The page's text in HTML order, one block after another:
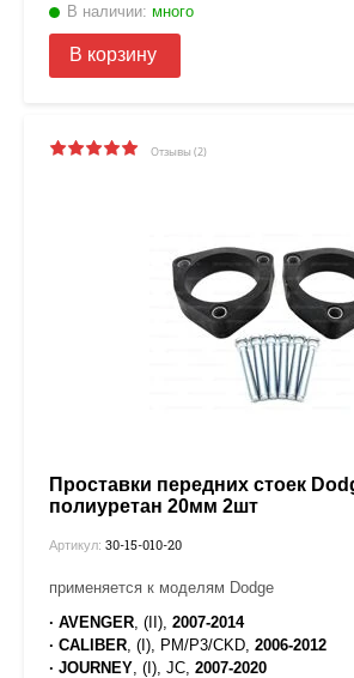
В наличии: много
В корзину
Отзывы (2)
Проставки передних стоек
полиуретан 20мм 2шт
Артикул: 30-15-010-20
применяется к моделям Dodge
· AVENGER , (II), 2007-2014
· CALIBER , (I), PM/P3/CKD, 2006-2012
· JOURNEY , (I), JC, 2007-2020